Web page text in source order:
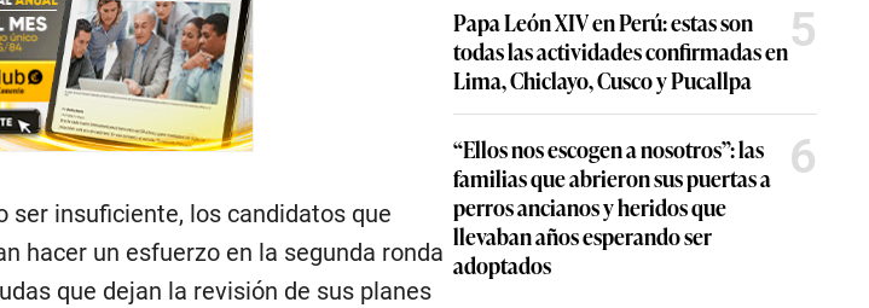
ser insuficiente, los candidatos que
hacer un esfuerzo en la segunda ronda
que dejan la revisión de sus planes
Papa León XIV en Perú: estas son
todas las actividades confirmadas en
Lima, Chiclayo, Cusco y Pucallpa
5
“Ellos nos escogen a nosotros”: las
familias que abrieron sus puertas a
perros ancianos y heridos que
llevaban años esperando ser
adoptados
6